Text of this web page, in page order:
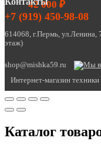
42 000 ₽
+7 (919) 450-98-08
614068, г.Пермь, ул.Ленина,
этаж)
shop@mishka59.ru
Интернет-магазин
Каталог